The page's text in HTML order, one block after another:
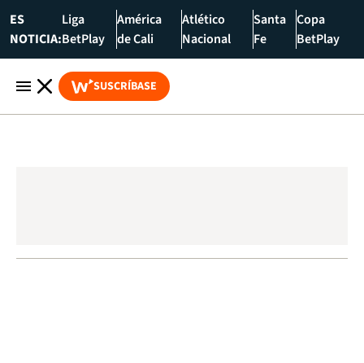
ES
NOTICIA:
Liga
BetPlay
América
de Cali
Atlético
Nacional
Santa
Fe
Copa
BetPlay
SUSCRÍBASE